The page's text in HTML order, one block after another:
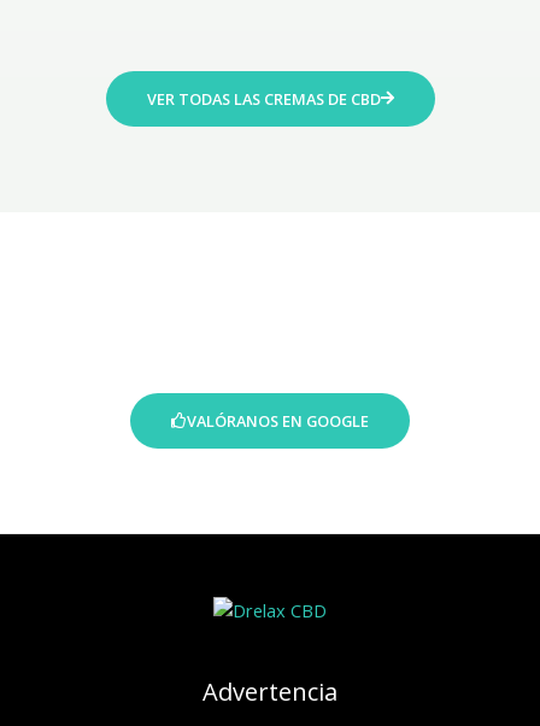
VER TODAS LAS CREMAS DE CBD
VALÓRANOS EN GOOGLE
Advertencia